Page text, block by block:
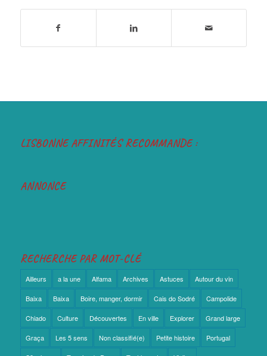
LISBONNE AFFINITÉS RECOMMANDE :
ANNONCE
RECHERCHE PAR MOT-CLÉ
Ailleurs a la une Alfama Archives Astuces Autour du vin
Baixa Baixa Boire, manger, dormir Cais do Sodré Campolide
Chiado Culture Découvertes En ville Explorer Grand large
Graça Les 5 sens Non classifié(e) Petite histoire Portugal